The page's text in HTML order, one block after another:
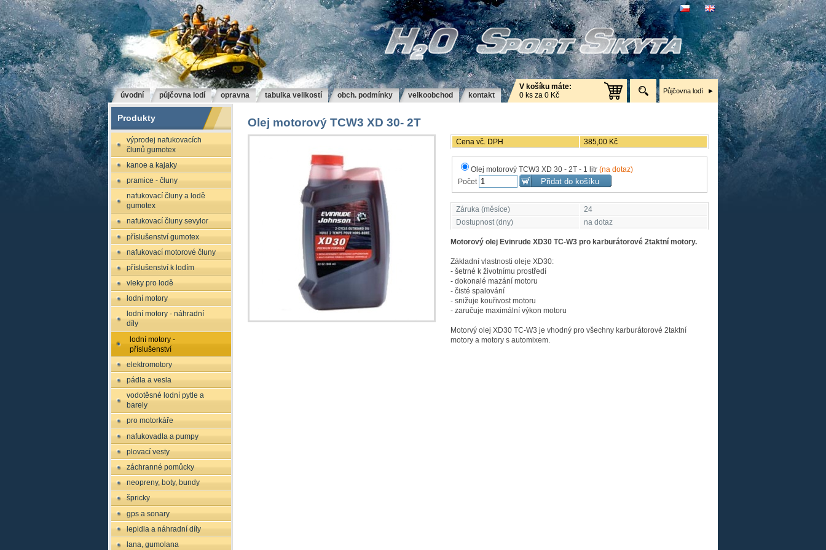
úvodní půjčovna lodí opravna tabulka velikostí obch. podmínky velkoobchod kontakt
V košíku máte:
0 ks za 0 Kč
Půjčovna lodí
Olej motorový TCW3 XD 30- 2T
Cena vč. DPH 385,00 Kč
Olej motorový TCW3 XD 30 - 2T - 1 litr (na dotaz)
Počet
Záruka (měsíce)
24
Dostupnost (dny)
na dotaz
Motorový olej Evinrude XD30 TC-W3 pro karburátorové 2taktní motory.
Základní vlastnosti oleje XD30:
- šetrné k životnímu prostředí
- dokonalé mazání motoru
- čisté spalování
- snižuje kouřivost motoru
- zaručuje maximální výkon motoru
Motorvý olej XD30 TC-W3 je vhodný pro všechny karburátorové 2taktní
motory a motory s automixem.
Produkty
výprodej nafukovacích
člunů gumotex
kanoe a kajaky
pramice - čluny
nafukovací čluny a lodě
gumotex
nafukovací čluny sevylor
příslušenství gumotex
nafukovací motorové čluny
příslušenství k lodím
vleky pro lodě
lodní motory
lodní motory - náhradní
díly
lodní motory -
příslušenství
elektromotory
pádla a vesla
vodotěsné lodní pytle a
barely
pro motorkáře
nafukovadla a pumpy
plovací vesty
záchranné pomůcky
neopreny, boty, bundy
špricky
gps a sonary
lepidla a náhradní díly
lana, gumolana